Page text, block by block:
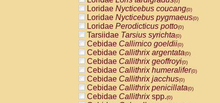
AtelidaeLagothrix lagothricha cana
PitheciidaeCacajao calvus
PitheciidaeCallicebus cupreus
PitheciidaeCallicebus donacophilus
PitheciidaeCallicebus moloch
PitheciidaeCallicebus torquatus
PitheciidaeCallicebusspp.(0)
PitheciidaeChiropotes satanas(0)
PitheciidaePithecia monachus
PitheciidaePithecia pithecia(0)
CercopithecidaeCercocebus agilis
Loridae Nycticebus coucang(0)
Loridae Nycticebus pygmaeus(0)
Loridae Perodicticus potto(0)
Tarsiidae Tarsius syrichta(0)
Cebidae Callimico goeldii(0)
Cebidae Callithrix argentata(0)
Cebidae Callithrix geoffroyi(0)
Cebidae Callithrix humeralifer(0)
Cebidae Callithrix jacchus(0)
Cebidae Callithrix penicillata(0)
Cebidae Callithrixspp.(0)